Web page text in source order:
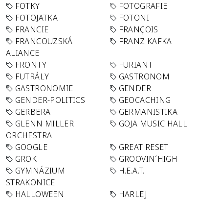
FOTKY
FOTOGRAFIE
FOTOJATKA
FOTONI
FRANCIE
FRANÇOIS
FRANCOUZSKÁ
ALIANCE
FRANZ KAFKA
FRONTY
FURIANT
FUTRÁLY
GASTRONOM
GASTRONOMIE
GENDER
GENDER-POLITICS
GEOCACHING
GERBERA
GERMANISTIKA
GLENN MILLER
ORCHESTRA
GOJA MUSIC HALL
GOOGLE
GREAT RESET
GROK
GROOVIN´HIGH
GYMNÁZIUM
STRAKONICE
H.E.A.T.
HALLOWEEN
HARLEJ